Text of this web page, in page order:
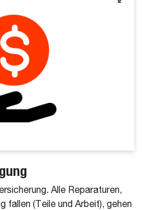
Alle Reparaturen,
fallen (Teile und Arbeit), gehen